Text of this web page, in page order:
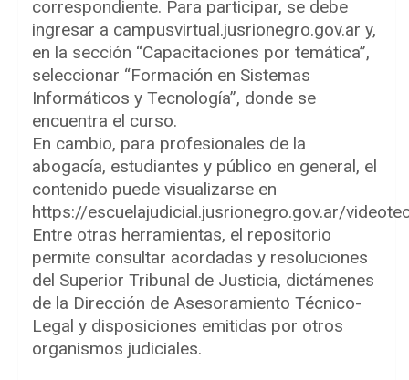
correspondiente. Para participar, se debe
ingresar a campusvirtual.jusrionegro.gov.ar y,
en la sección “Capacitaciones por temática”,
seleccionar “Formación en Sistemas
Informáticos y Tecnología”, donde se
encuentra el curso.
En cambio, para profesionales de la
abogacía, estudiantes y público en general, el
contenido puede visualizarse en
https://escuelajudicial.jusrionegro.gov.ar/
Entre otras herramientas, el repositorio
permite consultar acordadas y resoluciones
del Superior Tribunal de Justicia, dictámenes
de la Dirección de Asesoramiento Técnico-
Legal y disposiciones emitidas por otros
organismos judiciales.